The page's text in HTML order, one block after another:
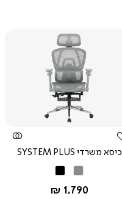
צפייה
מהירה
כיסא משרדי SYSTEM PLUS
החל מ-
1,790 ₪